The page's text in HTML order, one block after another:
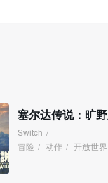
塞尔达传说：旷
Switch /
冒险 / 动作 / 开放世界